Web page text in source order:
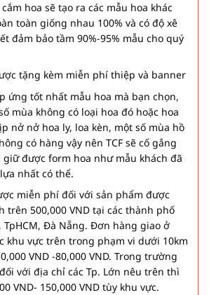
hoa sẽ tạo ra các mẫu hoa khác
toàn giống nhau 100% và có độ xê
đảm bảo tầm 90%-95% mẫu cho quý
tặng kèm miễn phí thiệp và banner
ứng tốt nhất mẫu hoa mà bạn chọn,
mùa không có loại hoa đó hoặc hoa
nở nở hoa ly, loa kèn, một số mùa hồ
có hàng vậy nên TCF sẽ cố gắng
giữ được form hoa như mẫu khách đã
nhất có thể.
miễn phí đối với sản phẩm được
trên 500,000 VND tại các thành phố
TpHCM, Đà Nẵng. Đơn hàng giao ở
khu vực trên trong phạm vi dưới 10km
VND -80,000 VND. Trong trường
với địa chỉ các Tp. Lớn nêu trên thì
VND- 150,000 VND tùy khu vực.